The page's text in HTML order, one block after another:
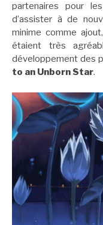
partenaires pour
d’assister à de
minime comme
étaient très
développement des
to an Unborn Star.